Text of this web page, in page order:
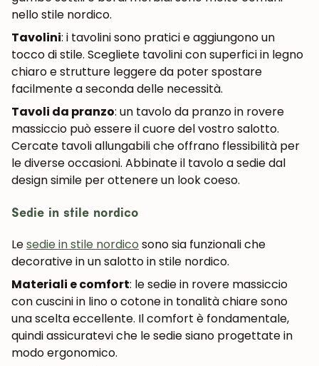
nello stile nordico.
Tavolini: i tavolini sono pratici e aggiungono un
tocco di stile. Scegliete tavolini con superfici in legno
chiaro e strutture leggere da poter spostare
facilmente a seconda delle necessità.
Tavoli da pranzo: un tavolo da pranzo in rovere
massiccio può essere il cuore del vostro salotto.
Cercate tavoli allungabili che offrano flessibilità per
le diverse occasioni. Abbinate il tavolo a sedie dal
design simile per ottenere un look coeso.
Sedie in stile nordico
Lesedie in stile nordico sono sia funzionali che
decorative in un salotto in stile nordico.
Materiali e comfort: le sedie in rovere massiccio
con cuscini in lino o cotone in tonalità chiare sono
una scelta eccellente. Il comfort è fondamentale,
quindi assicuratevi che le sedie siano progettate in
modo ergonomico.
UNISCITI ALLA NOSTRA
COMMUNITY
Iscrivermi